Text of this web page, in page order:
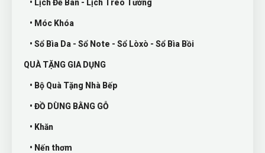
• Lịch Để Bàn - Lịch Treo Tường
• Móc Khóa
• Sổ Bìa Da - Sổ Note - Sổ Lòxò - Sổ Bìa Bồi
QUÀ TẶNG GIA DỤNG
• Bộ Quà Tặng Nhà Bếp
• ĐỒ DÙNG BẰNG GỖ
• Khăn
• Nến thơm